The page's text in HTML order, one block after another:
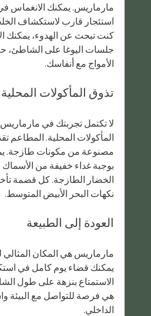
مارماريس. يمكنك الانغماس
استئجار قارب لاستكشاف
كنت تبحث عن الهدوء، يمكنك
جلسات اليوغا على الشاطئ،
الأمواج مع أنفاسك.
تذوق المأكولات المحلية
لا تكتمل تجربتك في
المأكولات المحلية. المطاعم
مصنوعة من مكونات طازجة.
بوجبة غداء خفيفة من
الخضار الطازجة. كل قضمة
نكهات البحر الأبيض المتوسط.
العودة إلى الطبيعة
مارماريس هي المكان المثالي
يمكنك قضاء يوم كامل في
الاستمتاع بنزهة على طول
هي فرصة للتواصل مع البيئة
الداخلي.